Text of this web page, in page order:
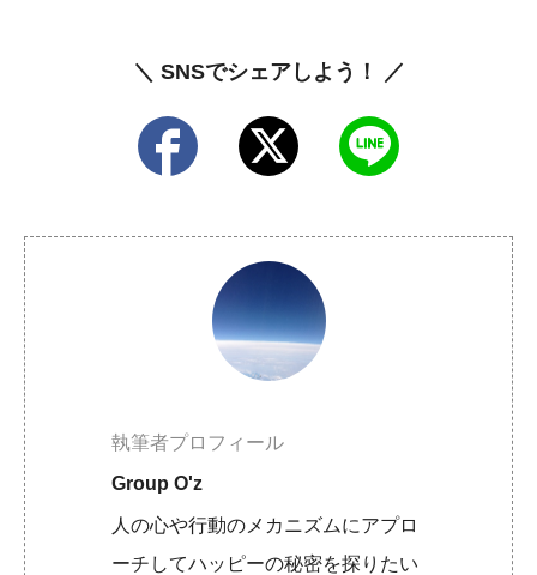
＼ SNSでシェアしよう！ ／
執筆者プロフィール
Group O'z
人の心や行動のメカニズムにアプロ
ーチしてハッピーの秘密を探りたい